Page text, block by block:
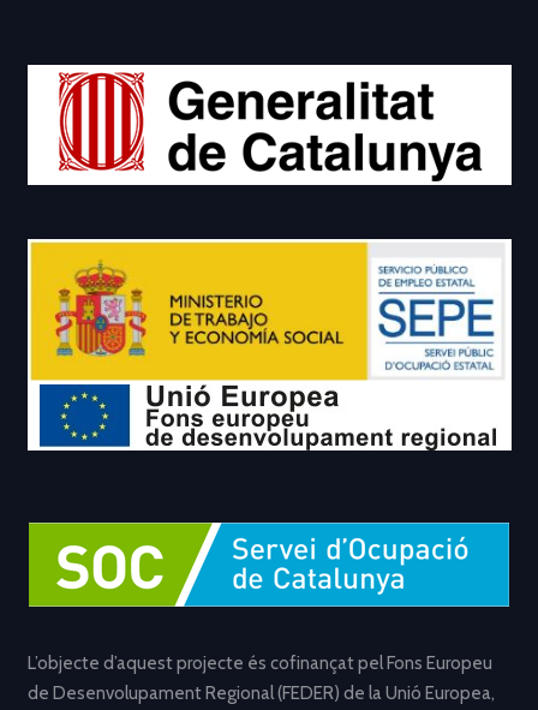
L’objecte d’aquest projecte és cofinançat pel Fons Europeu
de Desenvolupament Regional (FEDER) de la Unió Europea,